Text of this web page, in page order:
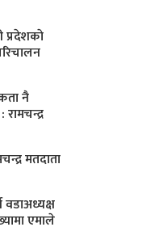
प्रदेशकाे
नै
मतदाता
वडाअध्यक्ष
एमाले